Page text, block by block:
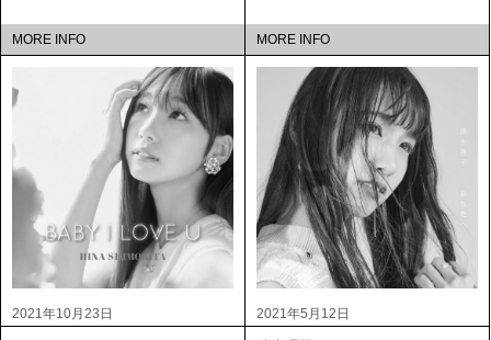
MORE INFO MORE INFO
2021年10月23日 2021年5月12日